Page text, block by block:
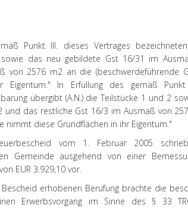
Punkt III. dieses Vertrages
das neu gebildete Gst 16/31 im
von 2576 m2 an die (beschwerdeführende
Eigentum." In Erfüllung des gemäß
übergibt (A.N.) die Teilstücke 1 und 2
und das restliche Gst 16/3 im Ausmaß von
nimmt diese Grundflächen in ihr Eigentum."
vom 1. Februar 2005
Gemeinde ausgehend von einer
EUR 3.929,10 vor.
erhobenen Berufung brachte die
Erwerbsvorgang im Sinne des § 33